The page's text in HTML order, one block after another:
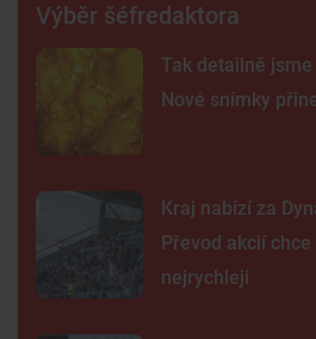
Výběr šéfredaktora
Tak detailně
Nové snímky
Kraj nabízí za
Převod akcií
nejrychleji